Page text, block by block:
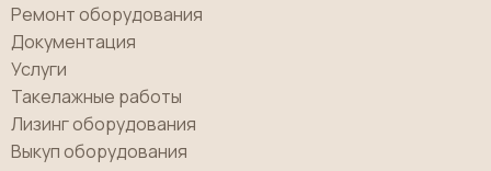
Ремонт оборудования
Документация
Услуги
Такелажные работы
Лизинг оборудования
Выкуп оборудования